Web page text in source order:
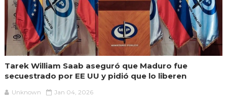
Tarek William Saab aseguró que Maduro fue
secuestrado por EE UU y pidió que lo liberen
Unknown Jan 04, 2026